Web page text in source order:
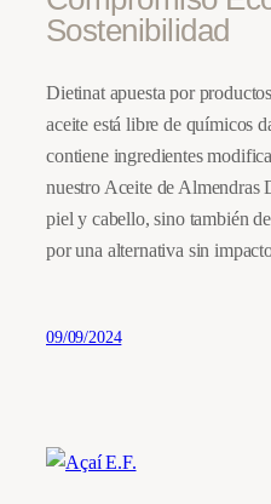
Sostenibilidad
Dietinat apuesta por
aceite está libre de químicos
contiene ingredientes
nuestro Aceite de Almendras
piel y cabello, sino también
por una alternativa sin
09/09/2024